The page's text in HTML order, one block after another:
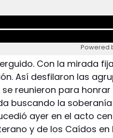
Powered
Con la mirada
Así desfilaron las
reunieron para honrar
buscando la
ayer en el acto
y de los Caídos en